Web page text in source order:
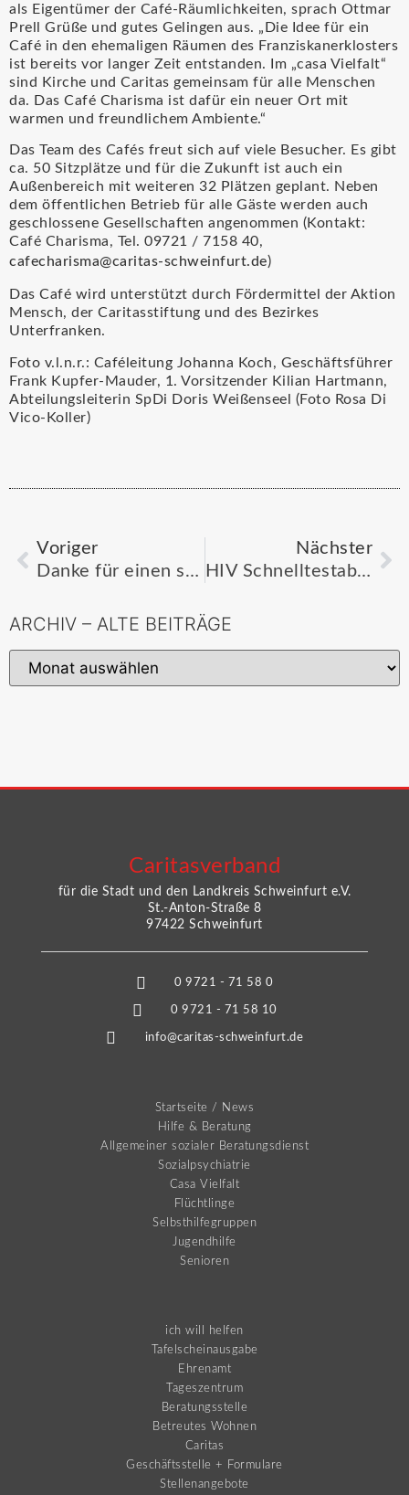
als Eigentümer der Café-Räumlichkeiten, sprach Ottmar
Prell Grüße und gutes Gelingen aus. „Die Idee für ein
Café in den ehemaligen Räumen des Franziskanerklosters
ist bereits vor langer Zeit entstanden. Im „casa Vielfalt“
sind Kirche und Caritas gemeinsam für alle Menschen
da. Das Café Charisma ist dafür ein neuer Ort mit
warmen und freundlichem Ambiente.“
Das Team des Cafés freut sich auf viele Besucher. Es gibt
ca. 50 Sitzplätze und für die Zukunft ist auch ein
Außenbereich mit weiteren 32 Plätzen geplant. Neben
dem öffentlichen Betrieb für alle Gäste werden auch
geschlossene Gesellschaften angenommen (Kontakt:
Café Charisma, Tel. 09721 / 7158 40,
cafecharisma@caritas-schweinfurt.de)
Das Café wird unterstützt durch Fördermittel der Aktion
Mensch, der Caritasstiftung und des Bezirkes
Unterfranken.
Foto v.l.n.r.: Caféleitung Johanna Koch, Geschäftsführer
Frank Kupfer-Mauder, 1. Vorsitzender Kilian Hartmann,
Abteilungsleiterin SpDi Doris Weißenseel (Foto Rosa Di
Vico-Koller)
Voriger
Danke für einen schönen Tag der offenen Tür
Nächster
HIV Schnelltestabend
ARCHIV – ALTE BEITRÄGE
Caritasverband
für die Stadt und den Landkreis Schweinfurt e.V.
St.-Anton-Straße 8
97422 Schweinfurt
0 9721 - 71 58 0
0 9721 - 71 58 10
info@caritas-schweinfurt.de
Startseite / News
Hilfe & Beratung
Allgemeiner sozialer Beratungsdienst
Sozialpsychiatrie
Casa Vielfalt
Flüchtlinge
Selbsthilfegruppen
Jugendhilfe
Senioren
ich will helfen
Tafelscheinausgabe
Ehrenamt
Tageszentrum
Beratungsstelle
Betreutes Wohnen
Caritas
Geschäftsstelle + Formulare
Stellenangebote